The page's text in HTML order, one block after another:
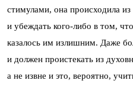
стимулами, она происходила из
и убеждать кого-либо в том,
казалось им излишним. Даже
и должен проистекать из
а не извне и это, вероятно,